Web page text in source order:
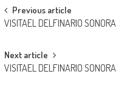
Post
navigation
Previous article
VISITAEL DELFINARIO SONORA
Next article
VISITAEL DELFINARIO SONORA